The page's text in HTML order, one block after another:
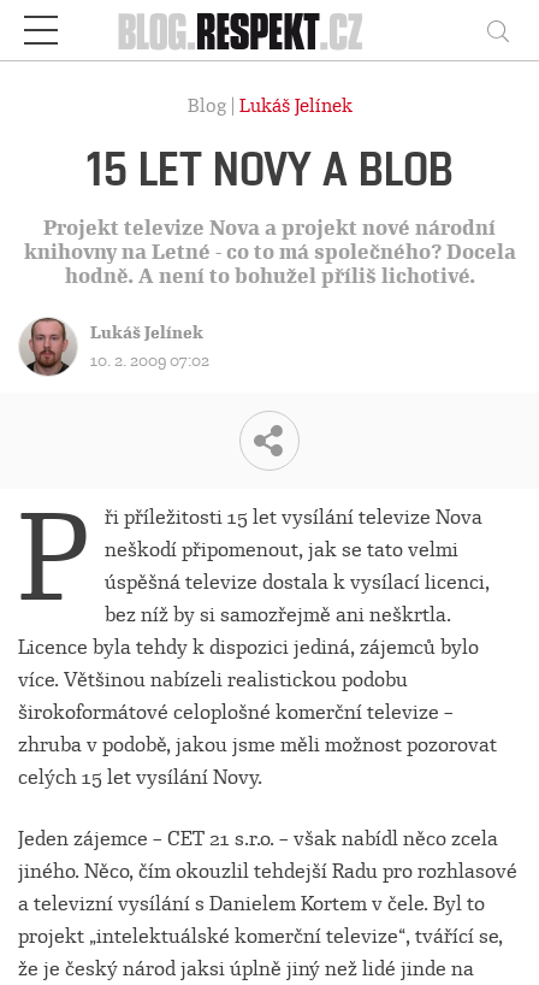
Respekt
Blog | Lukáš Jelínek
15 LET NOVY A BLOB
Projekt televize Nova a projekt nové národní
knihovny na Letné - co to má společného? Docela
hodně. A není to bohužel příliš lichotivé.
Lukáš Jelínek
10. 2. 2009 07:02
P
ři příležitosti 15 let vysílání televize Nova
neškodí připomenout, jak se tato velmi
úspěšná televize dostala k vysílací licenci,
bez níž by si samozřejmě ani neškrtla.
Licence byla tehdy k dispozici jediná, zájemců bylo
více. Většinou nabízeli realistickou podobu
širokoformátové celoplošné komerční televize –
zhruba v podobě, jakou jsme měli možnost pozorovat
celých 15 let vysílání Novy.
Jeden zájemce – CET 21 s.r.o. – však nabídl něco zcela
jiného. Něco, čím okouzlil tehdejší Radu pro rozhlasové
a televizní vysílání s Danielem Kortem v čele. Byl to
projekt „intelektuálské komerční televize“, tvářící se,
že je český národ jaksi úplně jiný než lidé jinde na